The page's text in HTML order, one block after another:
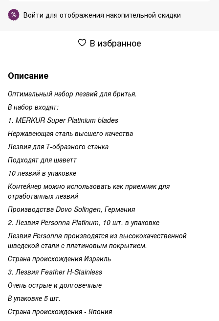
% Войти для отображения накопительной скидки
В избранное
Описание
Оптимальный набор лезвий для бритья.
В набор входят:
1. MERKUR Super Platinium blades
Нержавеющая сталь высшего качества
Лезвия для Т-образного станка
Подходят для шаветт
10 лезвий в упаковке
Контейнер можно использовать как приемник для
отработанных лезвий
Производства Dovo Solingen, Германия
2. Лезвия Personna Platinum, 10 шт. в упаковке
Лезвия Personna производятся из высококачественной
шведской стали с платиновым покрытием.
Страна происхождения Израиль
3. Лезвия Feather H-Stainless
Очень острые и долговечные
В упаковке 5 шт.
Страна происхождения - Япония